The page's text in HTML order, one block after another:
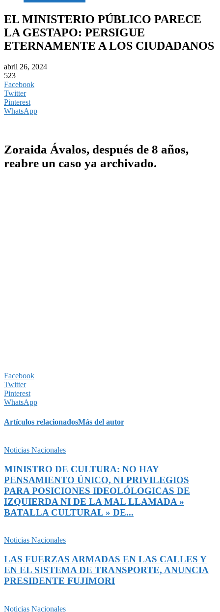
EL MINISTERIO PÚBLICO PARECE
LA GESTAPO: PERSIGUE
ETERNAMENTE A LOS CIUDADANOS
abril 26, 2024
523
Facebook
Twitter
Pinterest
WhatsApp
Zoraida Ávalos, después de 8 años,
reabre un caso ya archivado.
Facebook
Twitter
Pinterest
WhatsApp
Artículos relacionadosMás del autor
Noticias Nacionales
MINISTRO DE CULTURA: NO HAY
PENSAMIENTO ÚNICO, NI PRIVILEGIOS
PARA POSICIONES IDEOLÓLOGICAS DE
IZQUIERDA NI DE LA MAL LLAMADA »
BATALLA CULTURAL » DE...
Noticias Nacionales
LAS FUERZAS ARMADAS EN LAS CALLES Y
EN EL SISTEMA DE TRANSPORTE, ANUNCIA
PRESIDENTE FUJIMORI
Noticias Nacionales